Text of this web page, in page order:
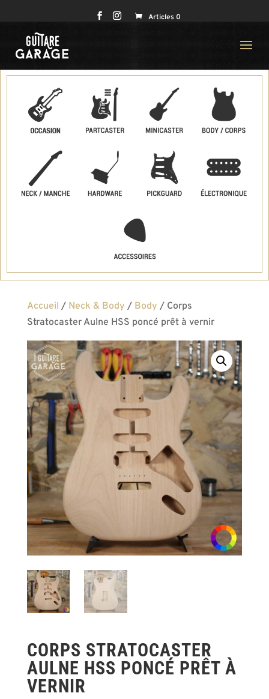
Articles 0
Accueil / Neck & Body / Body / Corps
Stratocaster Aulne HSS poncé prêt à vernir
CORPS STRATOCASTER
AULNE HSS PONCÉ PRÊT À
VERNIR